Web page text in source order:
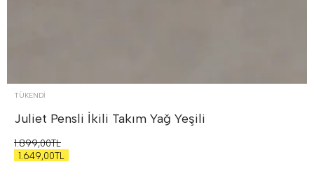
TÜKENDI
Juliet Pensli İkili Takım Yağ Yeşili
1.899,00TL
1.649,00TL